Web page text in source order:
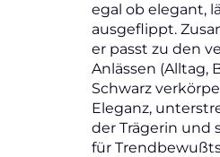
egal ob elegant,
ausgeflippt.
er passt zu den
Anlässen (Alltag,
Schwarz
Eleganz,
der Trägerin und
für